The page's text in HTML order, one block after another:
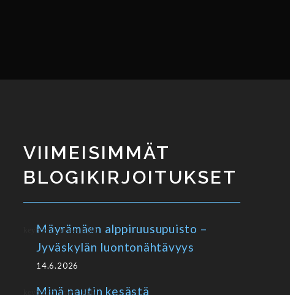
VIIMEISIMMÄT
BLOGIKIRJOITUKSET
Mäyrämäen alppiruusupuisto –
Jyväskylän luontonähtävyys
14.6.2026
Minä nautin kesästä